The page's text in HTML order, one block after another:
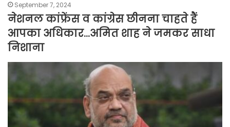
September 7, 2024
नेशनल कांफ्रेंस व कांग्रेस छीनना चाहते हैं
आपका अधिकार…अमित शाह ने जमकर ​साधा
निशाना